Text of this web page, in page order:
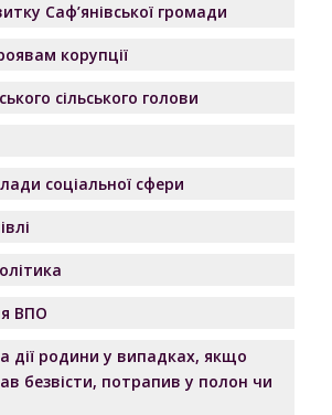
Саф’янівської громади
корупції
сільського голови
соціальної сфери
ВПО
дії родини у випадках, якщо
безвісти, потрапив у полон чи